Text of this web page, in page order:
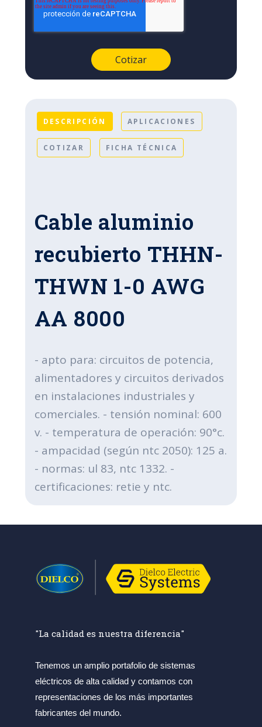
DESCRIPCIÓN APLICACIONES
COTIZAR FICHA TÉCNICA
Cable aluminio
recubierto THHN-
THWN 1-0 AWG
AA 8000
- apto para: circuitos de potencia,
alimentadores y circuitos derivados
en instalaciones industriales y
comerciales. - tensión nominal: 600
v. - temperatura de operación: 90°c.
- ampacidad (según ntc 2050): 125 a.
- normas: ul 83, ntc 1332. -
certificaciones: retie y ntc.
"La calidad es nuestra diferencia"
Tenemos un amplio portafolio de sistemas
eléctricos de alta calidad y contamos con
representaciones de los más importantes
fabricantes del mundo.